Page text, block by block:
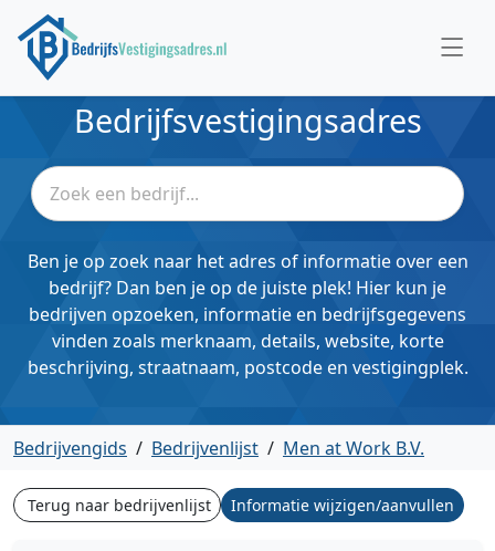
Bedrijfsvestigingsadres
Ben je op zoek naar het adres of informatie over een
bedrijf? Dan ben je op de juiste plek! Hier kun je
bedrijven opzoeken, informatie en bedrijfsgegevens
vinden zoals merknaam, details, website, korte
beschrijving, straatnaam, postcode en vestigingplek.
Bedrijvengids / Bedrijvenlijst / Men at Work B.V.
Terug naar bedrijvenlijst Informatie wijzigen/aanvullen